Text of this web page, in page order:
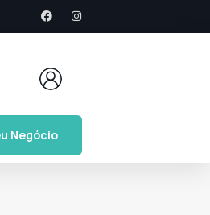
Negócio